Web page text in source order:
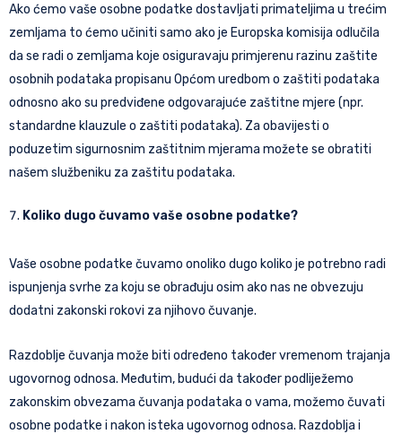
Ako ćemo vaše osobne podatke dostavljati primateljima u trećim
zemljama to ćemo učiniti samo ako je Europska komisija odlučila
da se radi o zemljama koje osiguravaju primjerenu razinu zaštite
osobnih podataka propisanu Općom uredbom o zaštiti podataka
odnosno ako su predviđene odgovarajuće zaštitne mjere (npr.
standardne klauzule o zaštiti podataka). Za obavijesti o
poduzetim sigurnosnim zaštitnim mjerama možete se obratiti
našem službeniku za zaštitu podataka.
Koliko dugo čuvamo vaše osobne podatke?
Vaše osobne podatke čuvamo onoliko dugo koliko je potrebno radi
ispunjenja svrhe za koju se obrađuju osim ako nas ne obvezuju
dodatni zakonski rokovi za njihovo čuvanje.
Razdoblje čuvanja može biti određeno također vremenom trajanja
ugovornog odnosa. Međutim, budući da također podliježemo
zakonskim obvezama čuvanja podataka o vama, možemo čuvati
osobne podatke i nakon isteka ugovornog odnosa. Razdoblja i